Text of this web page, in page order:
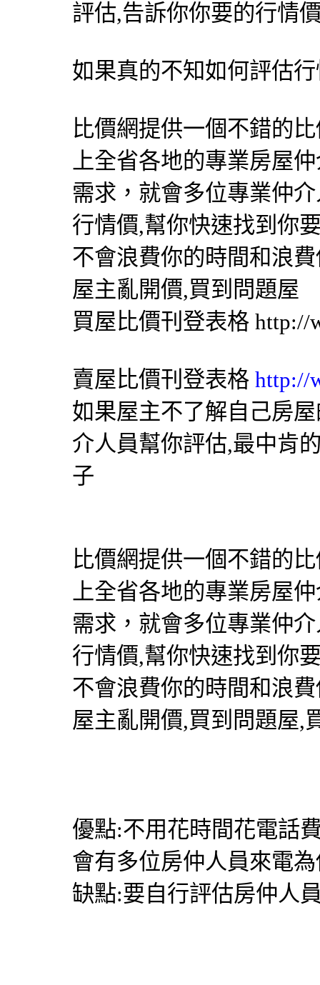
評估,告訴你你要的行情
如果真的不知如何評估
比價網提供一個不錯的
上全省各地的專業房屋
需求，就會多位專業仲
行情價,幫你快速找到你
不會浪費你的時間和浪
屋主亂開價,買到問題屋
買屋比價刊登表格 http://
賣屋比價刊登表格 http://
如果屋主不了解自己房
介人員幫你評估,最中肯
子
比價網提供一個不錯的
上全省各地的專業房屋
需求，就會多位專業仲
行情價,幫你快速找到你
不會浪費你的時間和浪
屋主亂開價,買到問題屋,
優點:不用花時間花電話
會有多位房仲人員來電
缺點:要自行評估房仲人